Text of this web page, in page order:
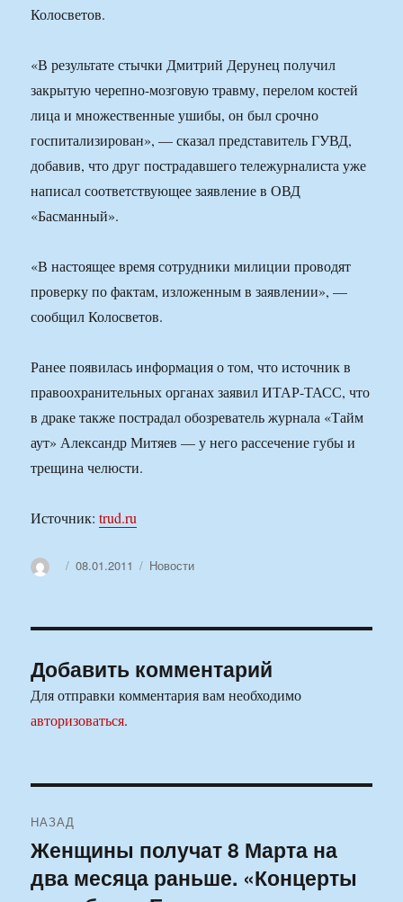
Колосветов.
«В результате стычки Дмитрий Дерунец получил
закрытую черепно-мозговую травму, перелом костей
лица и множественные ушибы, он был срочно
госпитализирован», — сказал представитель ГУВД,
добавив, что друг пострадавшего тележурналиста уже
написал соответствующее заявление в ОВД
«Басманный».
«В настоящее время сотрудники милиции проводят
проверку по фактам, изложенным в заявлении», —
сообщил Колосветов.
Ранее появилась информация о том, что источник в
правоохранительных органах заявил ИТАР-ТАСС, что
в драке также пострадал обозреватель журнала «Тайм
аут» Александр Митяев — у него рассечение губы и
трещина челюсти.
Источник:trud.ru
АвторОпубликовано
08.01.2011 Рубрики
Новости
Добавить комментарий
Для отправки комментария вам необходимо
авторизоваться.
по
записям
НАЗАД
Предыдущая
запись:
Женщины получат 8 Марта на
два месяца раньше. «Концерты